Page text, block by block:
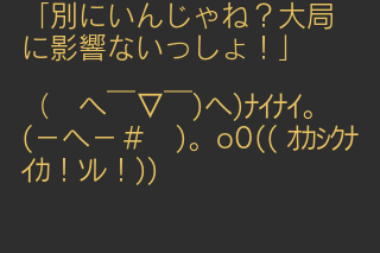
「別にいんじゃね？大局
に影響ないっしょ！」
（　へ￣▽￣)へ)ﾅｲﾅｲ。
(－へ－＃　)。o0(( ｵｶｼｸﾅ
ｲｶ！ｿﾚ！))